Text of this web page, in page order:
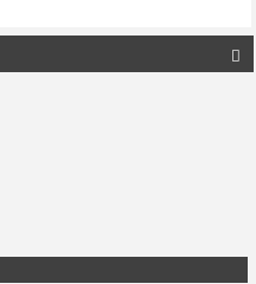
